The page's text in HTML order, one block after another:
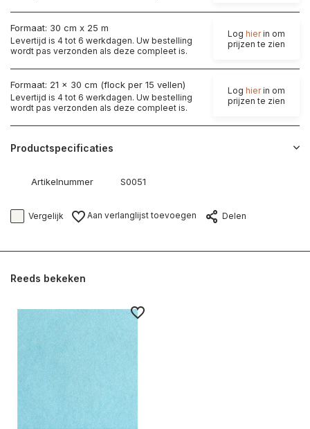
Formaat: 30 cm x 25 m
Levertijd is 4 tot 6 werkdagen. Uw bestelling
wordt pas verzonden als deze compleet is.
Log hierin om
prijzen te zien
Formaat: 21 x 30 cm (flock per 15 vellen)
Levertijd is 4 tot 6 werkdagen. Uw bestelling
wordt pas verzonden als deze compleet is.
Log hierin om
prijzen te zien
Productspecificaties
Artikelnummer S0051
Vergelijk Aan verlanglijst toevoegen Delen
Reeds bekeken